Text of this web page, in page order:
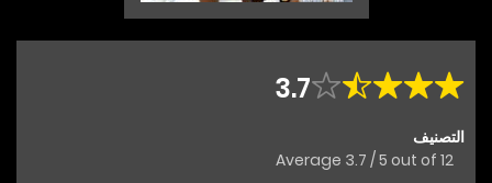
3.7
التصنيف
Average 3.7 /5 out of 12